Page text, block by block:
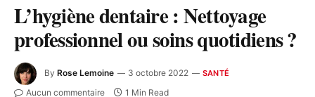
L’hygiène dentaire : Nettoyage
professionnel ou soins quotidiens ?
By Rose Lemoine 3 octobre 2022 SANTÉ
Aucun commentaire 1 Min Read